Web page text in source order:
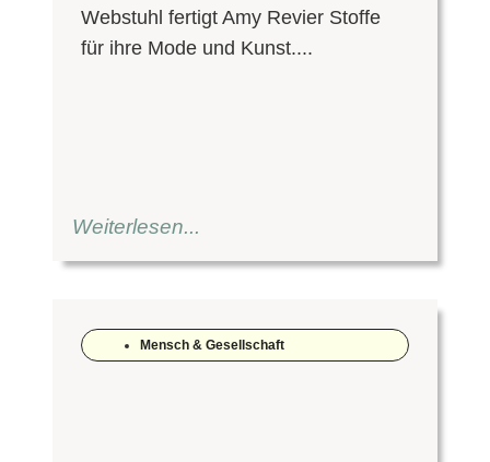
Webstuhl fertigt Amy Revier Stoffe
für ihre Mode und Kunst....
Weiterlesen...
Mensch & Gesellschaft